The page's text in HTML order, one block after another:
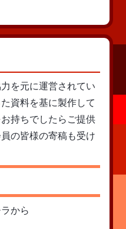
を元に運営されてい
資料を基に製作して
持ちでしたらご提供
の皆様の寄稿も受け
から